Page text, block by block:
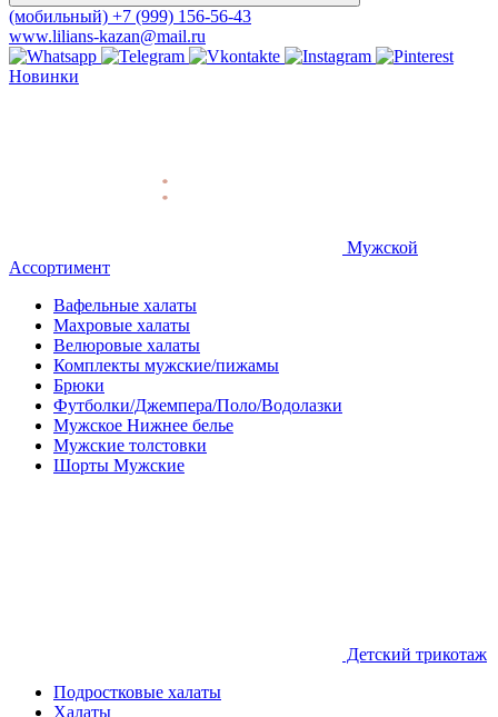
(мобильный) +7 (999) 156-56-43
www.lilians-kazan@mail.ru
Новинки
Мужской
Ассортимент
Вафельные халаты
Махровые халаты
Велюровые халаты
Комплекты мужские/пижамы
Брюки
Футболки/Джемпера/Поло/Водолазки
Мужское Нижнее белье
Мужские толстовки
Шорты Мужские
Детcкий трикотаж
Подростковые халаты
Халаты